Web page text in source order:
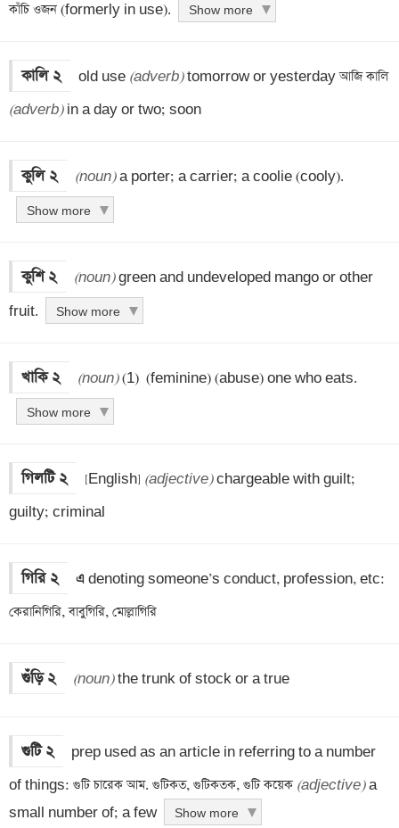
কাঁচি ওজন (formerly in use). Show more
কালি ২ old use (adverb)
tomorrow or yesterday আজি কালি
(adverb) in a day or two; soon
কুলি ২ (noun) a porter; a carrier; a coolie (cooly).
Show more
কুশি ২ (noun) green and undeveloped mango or other
fruit.
Show more
খাকি ২ (noun) (1)  (feminine) (abuse) one who eats.
Show more
গিলটি ২ [English] (adjective) chargeable with guilt;
guilty; criminal
গিরি ২ এ denoting someone’s conduct, profession, etc:
কেরানিগিরি, বাবুগিরি, মোল্লাগিরি
গুঁড়ি ২ (noun) the trunk of stock or a true
গুটি ২
prep used as an article in referring to a number
of things: গুটি চারেক আম. গুটিকত, গুটিকতক, গুটি কয়েক (adjective) a
small number of; a few
Show more